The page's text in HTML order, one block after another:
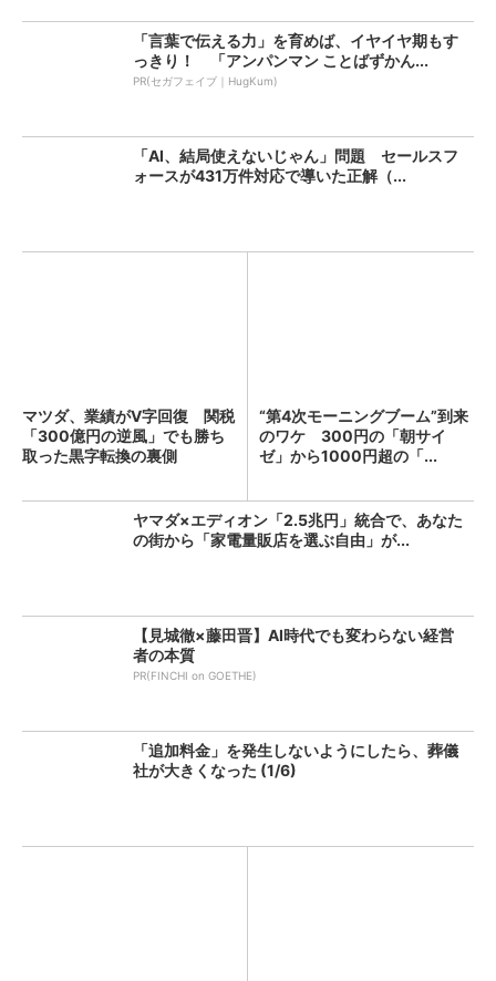
「言葉で伝える力」を育めば、イヤイヤ期もす
っきり！ 「アンパンマン ことばずかん...
PR(セガフェイブ｜HugKum)
「AI、結局使えないじゃん」問題 セールスフ
ォースが431万件対応で導いた正解（...
マツダ、業績がV字回復 関税
「300億円の逆風」でも勝ち
取った黒字転換の裏側
“第4次モーニングブーム”到来
のワケ 300円の「朝サイ
ゼ」から1000円超の「...
ヤマダ×エディオン「2.5兆円」統合で、あなた
の街から「家電量販店を選ぶ自由」が...
【見城徹×藤田晋】AI時代でも変わらない経営
者の本質
PR(FINCHI on GOETHE)
「追加料金」を発生しないようにしたら、葬儀
社が大きくなった (1/6)